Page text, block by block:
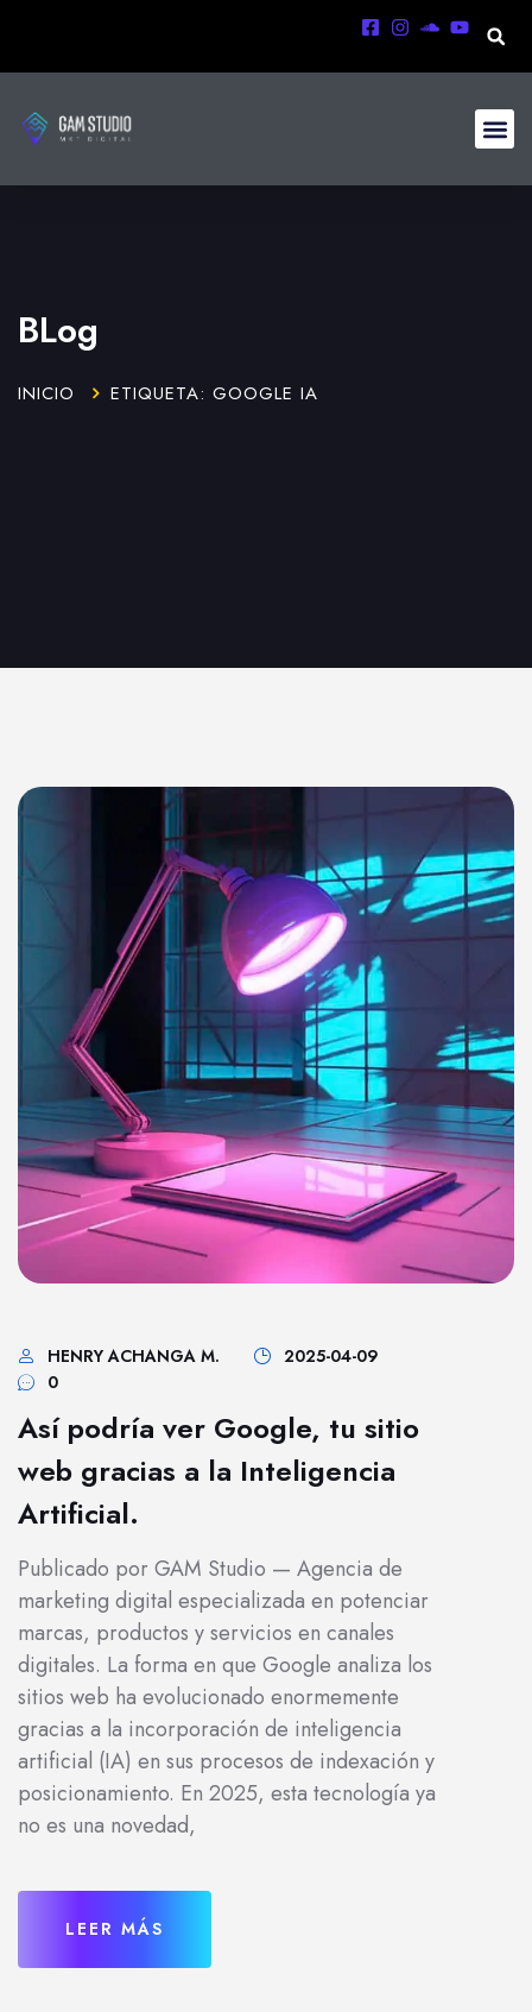
BLog
INICIO ETIQUETA: GOOGLE IA
HENRY ACHANGA M.
2025-04-09
0
Así podría ver Google, tu sitio
web gracias a la Inteligencia
Artificial.
Publicado por GAM Studio — Agencia de
marketing digital especializada en potenciar
marcas, productos y servicios en canales
digitales. La forma en que Google analiza los
sitios web ha evolucionado enormemente
gracias a la incorporación de inteligencia
artificial (IA) en sus procesos de indexación y
posicionamiento. En 2025, esta tecnología ya
no es una novedad,
LEER MÁS